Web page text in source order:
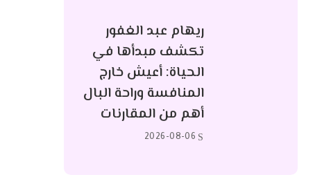
ريهام عبد الغفور
تكشف مبدأها في
الحياة: أعيش خارج
المنافسة وراحة البال
أهم من المقارنات
2026-08-06